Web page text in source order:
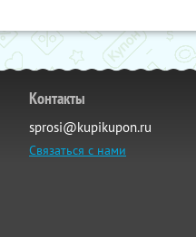
Контакты
sprosi@kupikupon.ru
Связаться с нами